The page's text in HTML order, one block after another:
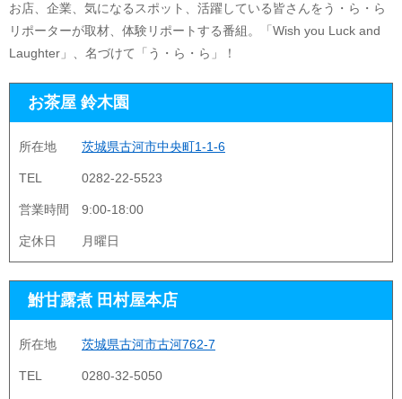
お店、企業、気になるスポット、活躍している皆さんをう・ら・ら
リポーターが取材、体験リポートする番組。「Wish you Luck and
Laughter」、名づけて「う・ら・ら」！
お茶屋 鈴木園
所在地 茨城県古河市中央町1-1-6
TEL 0282-22-5523
営業時間 9:00-18:00
定休日 月曜日
鮒甘露煮 田村屋本店
所在地 茨城県古河市古河762-7
TEL 0280-32-5050